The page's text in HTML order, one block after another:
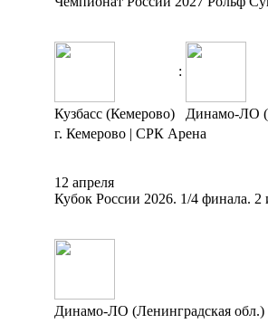
:
Кузбасс (Кемерово)
Динамо-ЛО
г. Кемерово | СРК Арена
12 апреля
Кубок России 2026. 1/4 финала. 2
Динамо-ЛО (Ленинградская обл.)